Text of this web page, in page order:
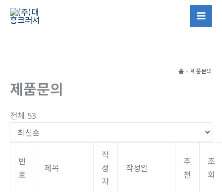
Main
홈 제품문의
제품문의
전체 53
번
호
제목
작
성
자
작성일
추
천
조
회